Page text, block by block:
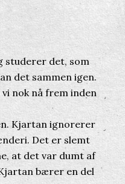
studerer det, som
det sammen igen.
nok nå frem inden
Kjartan ignorerer
Det er slemt
at det var dumt af
bærer en del